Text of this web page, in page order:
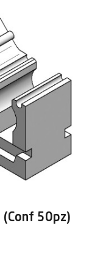
(Conf 50pz)